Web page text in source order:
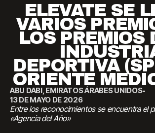
ELEVATE SE
VARIOS
LOS PREMIOS
DEPORTIVA
ORIENTE
ABU DABI, EMIRATOS ÁRABES UNIDOS-
13 DE MAYO DE 2026
Entre los reconocimientos se encuentra el
«Agencia del Año»